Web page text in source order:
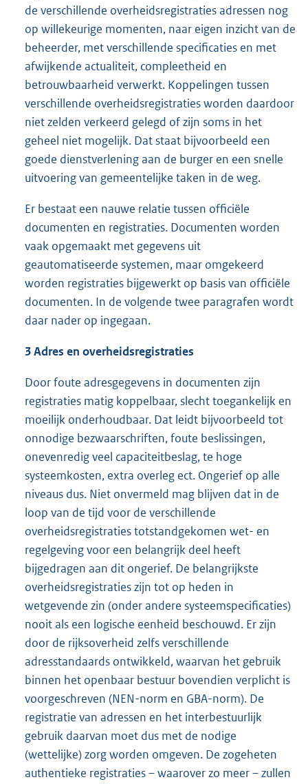
de verschillende overheidsregistraties adressen nog
op willekeurige momenten, naar eigen inzicht van de
beheerder, met verschillende specificaties en met
afwijkende actualiteit, compleetheid en
betrouwbaarheid verwerkt. Koppelingen tussen
verschillende overheidsregistraties worden daardoor
niet zelden verkeerd gelegd of zijn soms in het
geheel niet mogelijk. Dat staat bijvoorbeeld een
goede dienstverlening aan de burger en een snelle
uitvoering van gemeentelijke taken in de weg.
Er bestaat een nauwe relatie tussen officiële
documenten en registraties. Documenten worden
vaak opgemaakt met gegevens uit
geautomatiseerde systemen, maar omgekeerd
worden registraties bijgewerkt op basis van officiële
documenten. In de volgende twee paragrafen wordt
daar nader op ingegaan.
3 Adres en overheidsregistraties
Door foute adresgegevens in documenten zijn
registraties matig koppelbaar, slecht toegankelijk en
moeilijk onderhoudbaar. Dat leidt bijvoorbeeld tot
onnodige bezwaarschriften, foute beslissingen,
onevenredig veel capaciteitbeslag, te hoge
systeemkosten, extra overleg ect. Ongerief op alle
niveaus dus. Niet onvermeld mag blijven dat in de
loop van de tijd voor de verschillende
overheidsregistraties totstandgekomen wet- en
regelgeving voor een belangrijk deel heeft
bijgedragen aan dit ongerief. De belangrijkste
overheidsregistraties zijn tot op heden in
wetgevende zin (onder andere systeemspecificaties)
nooit als een logische eenheid beschouwd. Er zijn
door de rijksoverheid zelfs verschillende
adresstandaards ontwikkeld, waarvan het gebruik
binnen het openbaar bestuur bovendien verplicht is
voorgeschreven (NEN-norm en GBA-norm). De
registratie van adressen en het interbestuurlijk
gebruik daarvan moet dus met de nodige
(wettelijke) zorg worden omgeven. De zogeheten
authentieke registraties – waarover zo meer – zullen